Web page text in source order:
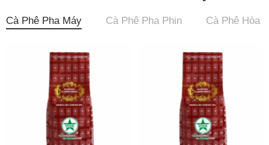
Cà Phê Pha Máy Cà Phê Pha Phin Cà Phê Hòa